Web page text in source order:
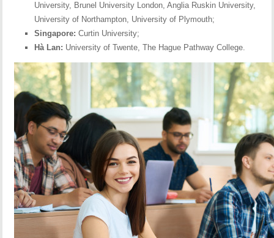
University, Brunel University London, Anglia Ruskin University,
University of Northampton, University of Plymouth;
Singapore: Curtin University;
Hà Lan: University of Twente, The Hague Pathway College.